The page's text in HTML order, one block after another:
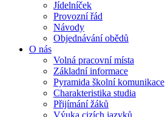
Jídelníček
Provozní řád
Návody
Objednávání obědů
O nás
Volná pracovní místa
Základní informace
Pyramida školní komunikace
Charakteristika studia
Přijímání žáků
Výuka cizích jazyků